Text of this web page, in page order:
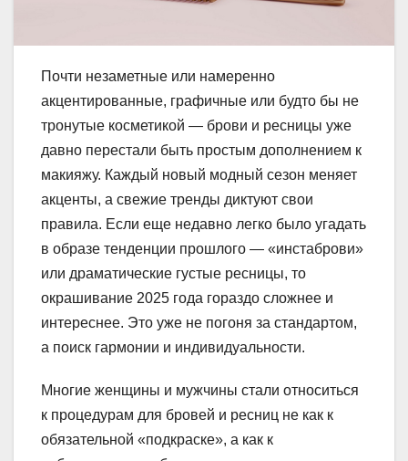
Почти незаметные или намеренно
акцентированные, графичные или будто бы не
тронутые косметикой — брови и ресницы уже
давно перестали быть простым дополнением к
макияжу. Каждый новый модный сезон меняет
акценты, а свежие тренды диктуют свои
правила. Если еще недавно легко было угадать
в образе тенденции прошлого — «инстаброви»
или драматические густые ресницы, то
окрашивание 2025 года гораздо сложнее и
интереснее. Это уже не погоня за стандартом,
а поиск гармонии и индивидуальности.
Многие женщины и мужчины стали относиться
к процедурам для бровей и ресниц не как к
обязательной «подкраске», а как к